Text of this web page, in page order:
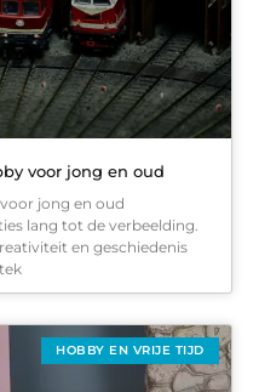
voor jong en oud
jong en oud
lang tot de verbeelding.
en geschiedenis
HOBBY EN VRIJE TIJD